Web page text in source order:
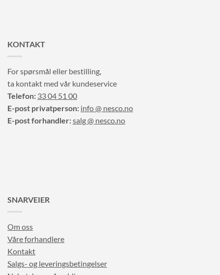
KONTAKT
For spørsmål eller bestilling,
ta kontakt med vår kundeservice
Telefon: 33 04 51 00
E-post privatperson: info @ nesco.no
E-post forhandler:salg @ nesco.no
SNARVEIER
Om oss
Våre forhandlere
Kontakt
Salgs- og leveringsbetingelser